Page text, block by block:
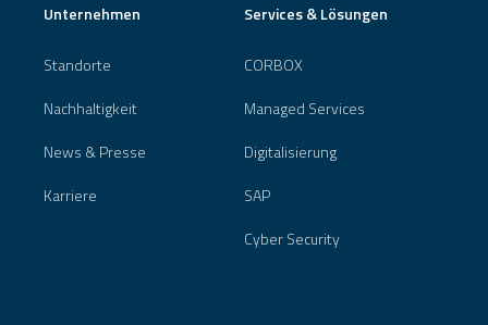
Unternehmen
Standorte
Nachhaltigkeit
News & Presse
Karriere
Services & Lösungen
CORBOX
Managed Services
Digitalisierung
SAP
Cyber Security